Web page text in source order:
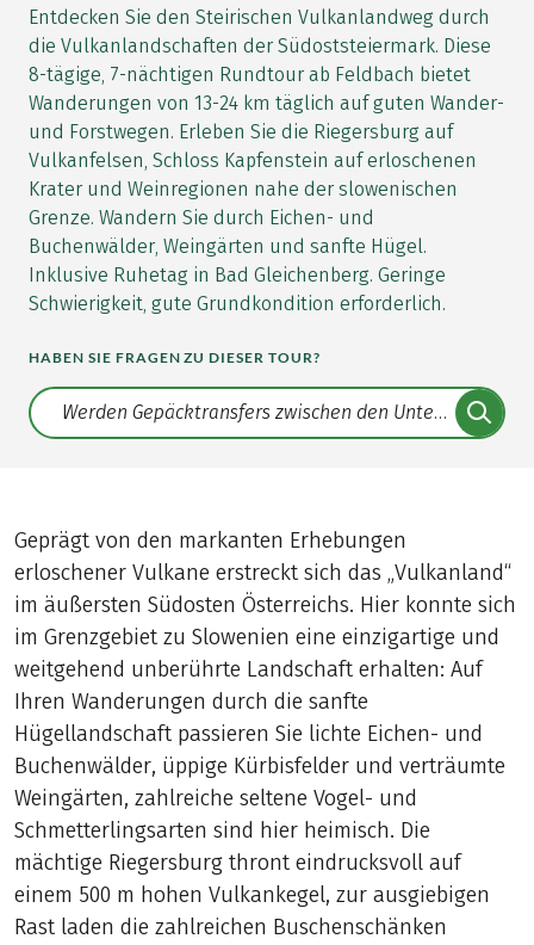
Entdecken Sie den Steirischen Vulkanlandweg durch
die Vulkanlandschaften der Südoststeiermark. Diese
8-tägige, 7-nächtigen Rundtour ab Feldbach bietet
Wanderungen von 13-24 km täglich auf guten Wander-
und Forstwegen. Erleben Sie die Riegersburg auf
Vulkanfelsen, Schloss Kapfenstein auf erloschenen
Krater und Weinregionen nahe der slowenischen
Grenze. Wandern Sie durch Eichen- und
Buchenwälder, Weingärten und sanfte Hügel.
Inklusive Ruhetag in Bad Gleichenberg. Geringe
Schwierigkeit, gute Grundkondition erforderlich.
HABEN SIE FRAGEN ZU DIESER TOUR?
Translate: a11y.faq.search
Geprägt von den markanten Erhebungen
erloschener Vulkane erstreckt sich das „Vulkanland“
im äußersten Südosten Österreichs. Hier konnte sich
im Grenzgebiet zu Slowenien eine einzigartige und
weitgehend unberührte Landschaft erhalten: Auf
Ihren Wanderungen durch die sanfte
Hügellandschaft passieren Sie lichte Eichen- und
Buchenwälder, üppige Kürbisfelder und verträumte
Weingärten, zahlreiche seltene Vogel- und
Schmetterlingsarten sind hier heimisch. Die
mächtige Riegersburg thront eindrucksvoll auf
einem 500 m hohen Vulkankegel, zur ausgiebigen
Rast laden die zahlreichen Buschenschänken